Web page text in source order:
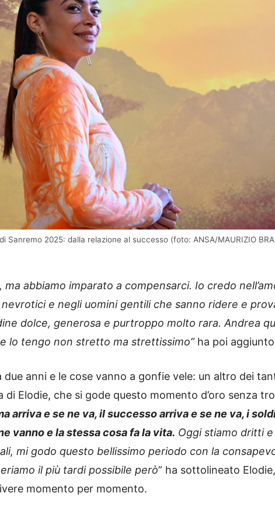
Sanremo 2025: dalla relazione al successo (foto: ANSA/MAURIZIO
, ma abbiamo imparato a compensarci. Io credo
e negli uomini gentili che sanno ridere e
dolce, generosa e purtroppo molto rara. Andrea
lo tengo non stretto ma strettissimo”ha poi
due anni e le cose vanno a gonfie vele: un altro dei
Elodie, che si gode questo momento d’oro senza
arriva e se ne va, il successo arriva e se ne va, i
vanno e la stessa cosa fa la vita. Oggi stiamo dritti
mi godo questo bellissimo periodo con la
il più tardi possibile però” ha sottolineato Elodie,
momento per momento.